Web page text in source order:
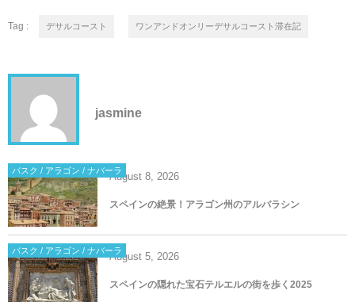
Tag : デサルコースト ワンアンドオンリーデサルコースト滞在記
jasmine
バスク / アラゴン / ナバーラAugust 8, 2026
スペインの絶景！アラゴン州のアルバラシン
バスク / アラゴン / ナバーラAugust 5, 2026
スペインの隠れた宝石テルエルの街を歩く2025